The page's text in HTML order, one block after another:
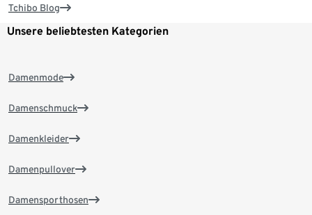
Tchibo Blog
Unsere beliebtesten Kategorien
Damenmode
Damenschmuck
Damenkleider
Damenpullover
Damensporthosen